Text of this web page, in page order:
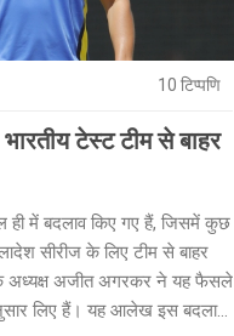
10 टिप्पणि
टेस्ट टीम से बाहर
ही में बदलाव किए गए हैं, जिसमें कुछ
सीरीज के लिए टीम से बाहर
अध्यक्ष अजीत अगरकर ने यह फैसले
लिए हैं। यह आलेख इस बदलाव